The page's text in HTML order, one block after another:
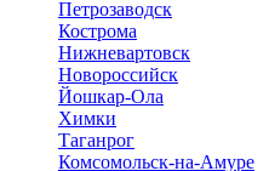
Петрозаводск
Кострома
Нижневартовск
Новороссийск
Йошкар-Ола
Химки
Таганрог
Комсомольск-на-Амуре